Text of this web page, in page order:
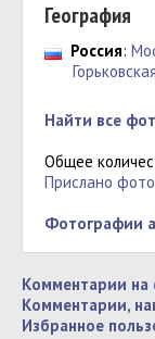
География
Россия:
Найти все
Общее
Прислано
Фотографии
Комментарии на
Комментарии,
Избранное